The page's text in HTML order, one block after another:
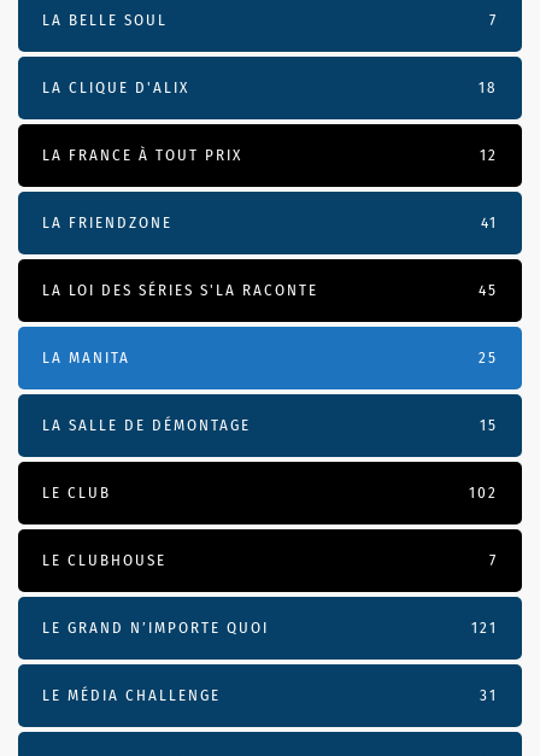
LA BELLE SOUL 7
LA CLIQUE D'ALIX 18
LA FRANCE À TOUT PRIX 12
LA FRIENDZONE 41
LA LOI DES SÉRIES S'LA RACONTE 45
LA MANITA 25
LA SALLE DE DÉMONTAGE 15
LE CLUB 102
LE CLUBHOUSE 7
LE GRAND N’IMPORTE QUOI 121
LE MÉDIA CHALLENGE 31